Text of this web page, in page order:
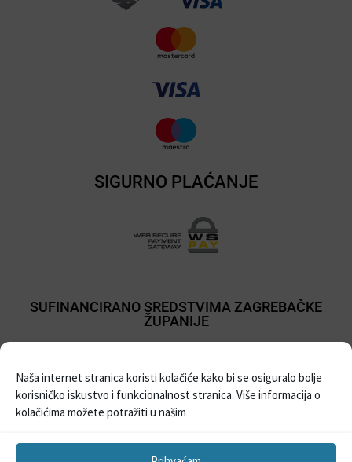
Naša internet stranica koristi kolačiće kako bi se osiguralo bolje
korisničko iskustvo i funkcionalnost stranica. Više informacija o
kolačićima možete potražiti u našim
SIGURNO PLAĆANJE
SUFINANCIRANO SREDSTVIMA ZAGREBAČKE
ŽUPANIJE